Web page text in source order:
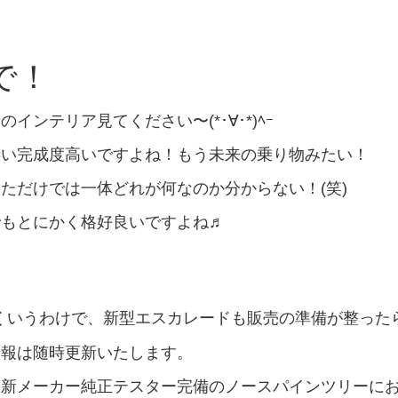
！
インテリア見てください〜(*･∀･*)ﾍｰ
完成度高いですよね！もう未来の乗り物みたい！
だけでは一体どれが何なのか分からない！(笑)
とにかく格好良いですよね♬
いうわけで、新型エスカレードも販売の準備が整った
は随時更新いたします。
メーカー純正テスター完備のノースパインツリーに